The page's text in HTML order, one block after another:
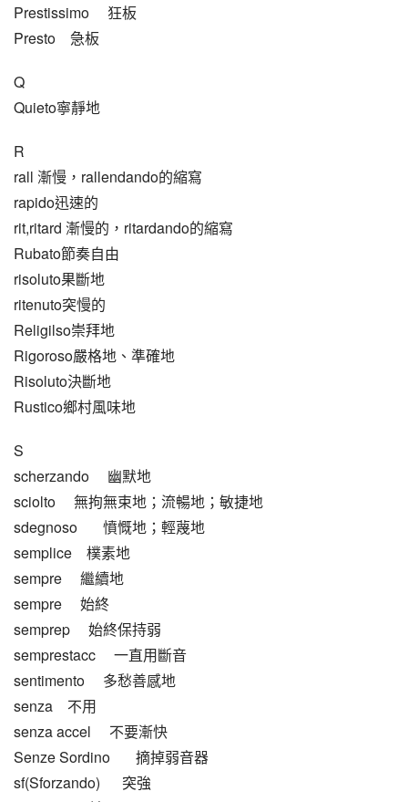
Prestissimo     狂板
Presto    急板
Q
Quieto寧靜地
R
rall 漸慢，rallendando的縮寫
rapido迅速的
rit,ritard 漸慢的，ritardando的縮寫
Rubato節奏自由
risoluto果斷地
ritenuto突慢的
Religilso崇拜地
Rigoroso嚴格地、準確地
Risoluto決斷地
Rustico鄉村風味地
S
scherzando     幽默地
sciolto     無拘無束地；流暢地；敏捷地
sdegnoso       憤慨地；輕蔑地
semplice    樸素地
sempre     繼續地
sempre     始終
semprep     始終保持弱
semprestacc     一直用斷音
sentimento     多愁善感地
senza    不用
senza accel     不要漸快
Senze Sordino       摘掉弱音器
sf(Sforzando)      突強